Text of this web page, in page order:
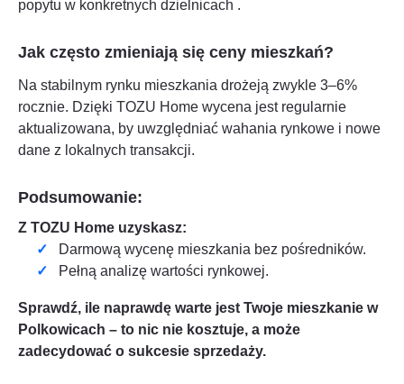
popytu w konkretnych dzielnicach .
Jak często zmieniają się ceny mieszkań?
Na stabilnym rynku mieszkania drożeją zwykle 3–6%
rocznie. Dzięki TOZU Home wycena jest regularnie
aktualizowana, by uwzględniać wahania rynkowe i nowe
dane z lokalnych transakcji.
Podsumowanie:
Z TOZU Home uzyskasz:
Darmową wycenę mieszkania bez pośredników.
Pełną analizę wartości rynkowej.
Sprawdź, ile naprawdę warte jest Twoje mieszkanie w
Polkowicach – to nic nie kosztuje, a może
zadecydować o sukcesie sprzedaży.